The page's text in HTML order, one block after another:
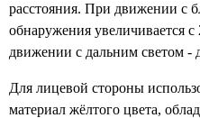
расстояния. При движении с
обнаружения увеличивается
движении с дальним светом -
Для лицевой стороны
материал жёлтого цвета,